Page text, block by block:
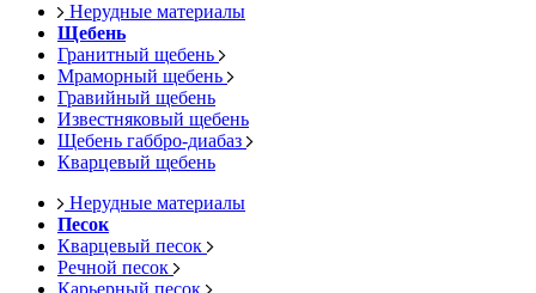
Нерудные материалы
Щебень
Гранитный щебень
Мраморный щебень
Гравийный щебень
Известняковый щебень
Щебень габбро-диабаз
Кварцевый щебень
Нерудные материалы
Песок
Кварцевый песок
Речной песок
Карьерный песок